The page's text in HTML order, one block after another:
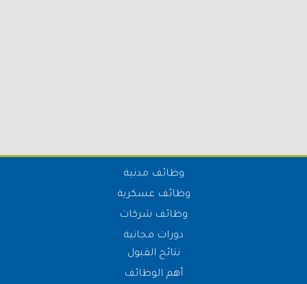
وظائف مدنية
وظائف عسكرية
وظائف شركات
دورات مجانية
نتائج القبول
أهم الوظائف